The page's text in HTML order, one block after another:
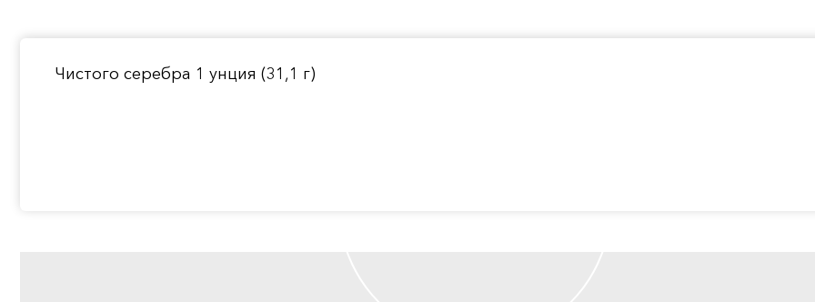
Чистого серебра 1 унция (31,1 г)